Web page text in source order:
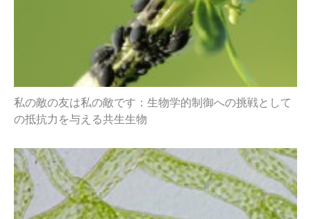
私の敵の友は私の敵です：生物学的制御への挑戦として
の抵抗力を与える共生生物